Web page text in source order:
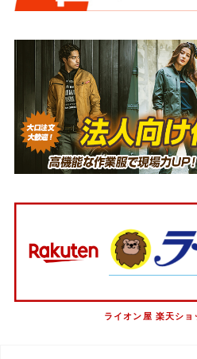
ライオン屋 楽天ショ